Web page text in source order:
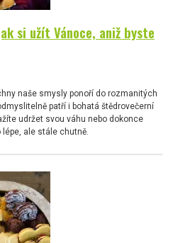
si užít Vánoce, aniž byste
naše smysly ponoří do rozmanitých
patří i bohatá štědrovečerní
udržet svou váhu nebo dokonce
ale stále chutně.